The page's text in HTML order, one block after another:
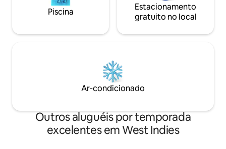
Piscina
Estacionamento
gratuito no local
Ar-condicionado
Outros aluguéis por temporada
excelentes em West Indies